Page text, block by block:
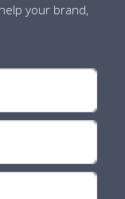
your brand,